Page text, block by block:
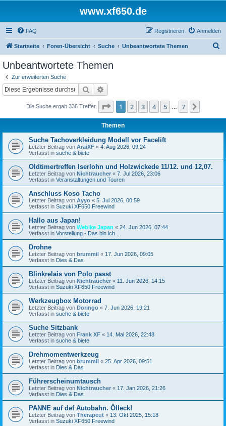
www.xf650.de
FAQ Anmelden
Registrieren
Startseite Foren-Übersicht Suche Unbeantwortete Themen
Unbeantwortete Themen
Zur erweiterten Suche
Suche
Die Suche ergab 336 Treffer Seite 1von
1 2 3 4 5 7
Themen
Suche Tachoverkleidung Modell vor Facelift
Letzter Beitrag von AraiXF « 4. Aug 2026, 09:24
Verfasst in suche & biete
Oldtimertreffen Iserlohn und Holzwickede 11/12. und 12,07.
Letzter Beitrag von Nichtraucher « 7. Jul 2026, 23:06
Verfasst in Veranstaltungen und Touren
Anschluss Koso Tacho
Letzter Beitrag von Ayyo « 5. Jul 2026, 00:59
Verfasst in Suzuki XF650 Freewind
Hallo aus Japan!
Letzter Beitrag von Webike Japan « 24. Jun 2026, 07:44
Verfasst in Vorstellung - Das bin ich ...
Drohne
Letzter Beitrag von brummil « 17. Jun 2026, 09:05
Verfasst in Dies & Das
Blinkrelais von Polo passt
Letzter Beitrag von Nichtraucher « 11. Jun 2026, 14:15
Verfasst in Suzuki XF650 Freewind
Werkzeugbox Motorrad
Letzter Beitrag von Doringo « 7. Jun 2026, 19:21
Verfasst in suche & biete
Suche Sitzbank
Letzter Beitrag von Frank XF « 14. Mai 2026, 22:48
Verfasst in suche & biete
Drehmomentwerkzeug
Letzter Beitrag von brummil « 25. Apr 2026, 09:51
Verfasst in Dies & Das
Führerscheinumtausch
Letzter Beitrag von Nichtraucher « 17. Jan 2026, 21:26
Verfasst in Dies & Das
PANNE auf def Autobahn. Ölleck!
Letzter Beitrag von Therapeut « 13. Okt 2025, 15:18
Verfasst in Suzuki XF650 Freewind